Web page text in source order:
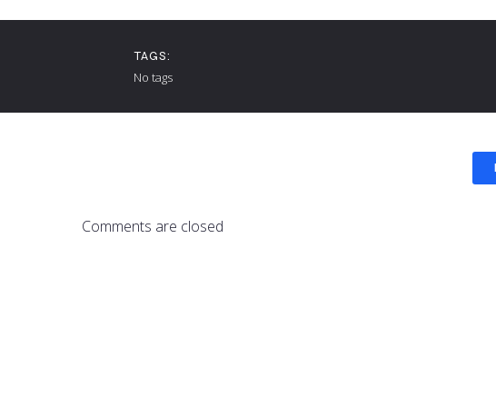
TAGS:
No tags
Comments are closed